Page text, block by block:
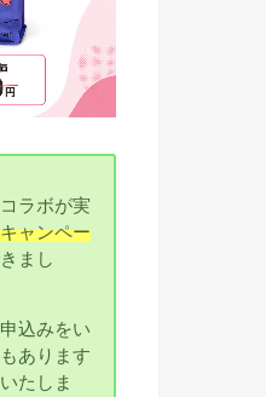
ラボが実
ャンペー
まし
込みをい
あります
たしま